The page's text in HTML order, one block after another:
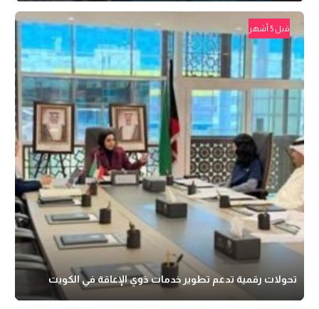
قبل 5 أشهر
تحولات رقمية تدعم تطوير خدمات ذوي الإعاقة في الكويت